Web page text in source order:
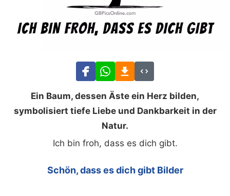
Ein Baum, dessen Äste ein Herz bilden,
symbolisiert tiefe Liebe und Dankbarkeit in der
Natur.
Ich bin froh, dass es dich gibt.
Schön, dass es dich gibt Bilder